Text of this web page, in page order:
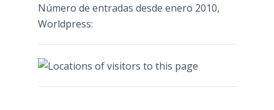
Número de entradas desde enero 2010,
Worldpress: